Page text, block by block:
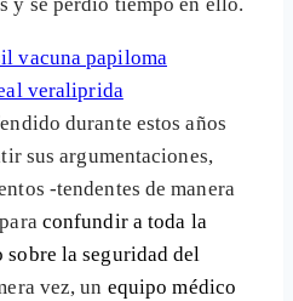
y se perdió tiempo en ello.
durante estos años
sus argumentaciones,
-tendentes de manera
confundir a toda la
sobre la seguridad del
vez, un equipo médico